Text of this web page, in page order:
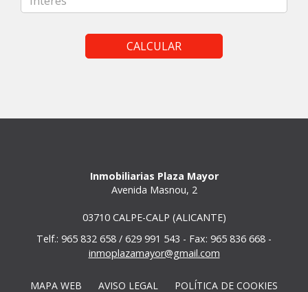
CALCULAR
Inmobiliarias Plaza Mayor
Avenida Masnou, 2
03710 CALPE-CALP (ALICANTE)
Telf.: 965 832 658 / 629 991 543 - Fax: 965 836 668 -
inmoplazamayor@gmail.com
MAPA WEB AVISO LEGAL POLÍTICA DE COOKIES